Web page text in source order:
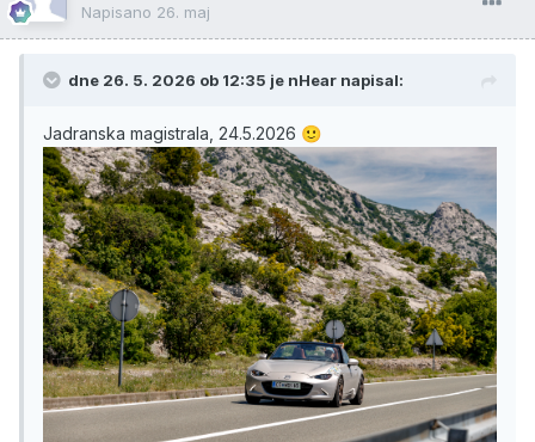
Napisano 26. maj
dne 26. 5. 2026 ob 12:35 je nHear napisal:
Jadranska magistrala, 24.5.2026 🙂